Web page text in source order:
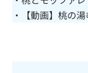
・【動画】桃の